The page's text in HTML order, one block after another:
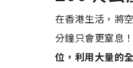
在香港生活，將
分鐘只會更窒息
位，利用大量的